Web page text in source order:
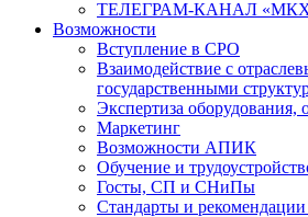
ТЕЛЕГРАМ-КАНАЛ
Возможности
Вступление в СРО
Взаимодействие с
государственными
Экспертиза оборудования,
Маркетинг
Возможности АПИК
Обучение и
Госты, СП и СНиПы
Стандарты и